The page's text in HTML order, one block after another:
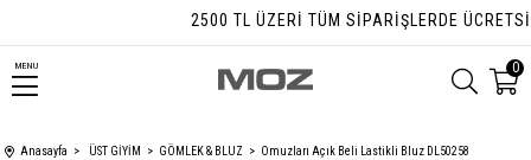
2500 TL ÜZERI TÜM SIPARIŞLERDE ÜCRETSIZ
MENU 0
Anasayfa ÜST GİYİM GÖMLEK & BLUZ Omuzları Açık Beli Lastikli Bluz DL50258